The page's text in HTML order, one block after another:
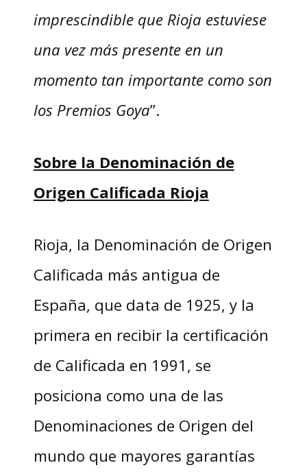
imprescindible que Rioja estuviese
una vez más presente en un
momento tan importante como son
los Premios Goya”.
Sobre la Denominación de
Origen Calificada Rioja
Rioja, la Denominación de Origen
Calificada más antigua de
España, que data de 1925, y la
primera en recibir la certificación
de Calificada en 1991, se
posiciona como una de las
Denominaciones de Origen del
mundo que mayores garantías